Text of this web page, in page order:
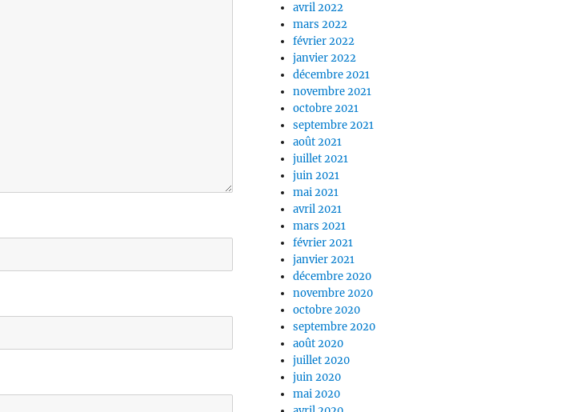
avril 2022
mars 2022
février 2022
janvier 2022
décembre 2021
novembre 2021
octobre 2021
septembre 2021
août 2021
juillet 2021
juin 2021
mai 2021
avril 2021
mars 2021
février 2021
janvier 2021
décembre 2020
novembre 2020
octobre 2020
septembre 2020
août 2020
juillet 2020
juin 2020
mai 2020